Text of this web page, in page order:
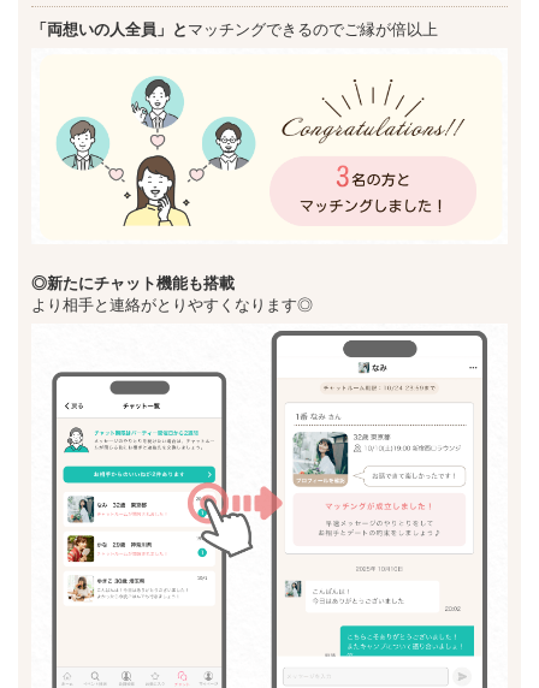
「両想いの人全員」と マッチングできるのでご縁が倍以上
◎新たにチャット機能も搭載
より相手と連絡がとりやすくなります◎